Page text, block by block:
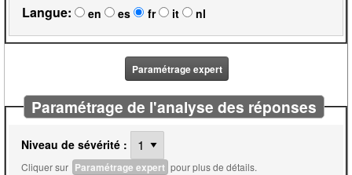
Langue: en es fr it nl
Paramétrage expert
Paramétrage de l'analyse des réponses
Niveau de sévérité :
Cliquer sur Paramétrage expert pour plus de détails.